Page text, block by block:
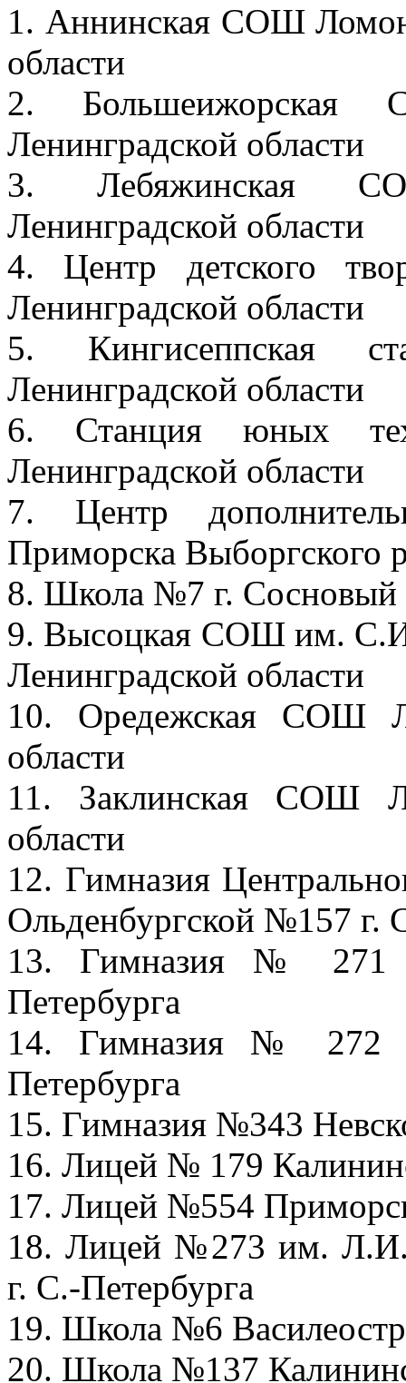
1. Аннинская СОШ
области
2. Большеижорская
Ленинградской области
3. Лебяжинская
Ленинградской области
4. Центр детского
Ленинградской области
5. Кингисеппская
Ленинградской области
6. Станция юных
Ленинградской области
7. Центр
Приморска Выборгского
8. Школа №7 г. Сосновый
9. Высоцкая СОШ им. С.И.
Ленинградской области
10. Оредежская СОШ
области
11. Заклинская СОШ
области
12. Гимназия
Ольденбургской №157 г.
13. Гимназия № 271
Петербурга
14. Гимназия № 272
Петербурга
15. Гимназия №343
16. Лицей № 179
17. Лицей №554
18. Лицей №273 им.
г. С.-Петербурга
19. Школа №6
20. Школа №137